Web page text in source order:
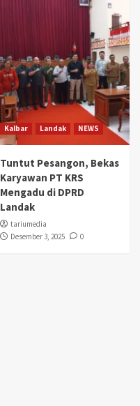
Kalbar Landak NEWS
Tuntut Pesangon, Bekas
Karyawan PT KRS
Mengadu di DPRD
Landak
tariumedia
Desember 3, 2025
0